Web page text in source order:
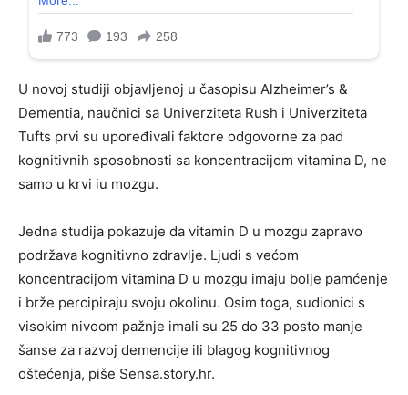
U novoj studiji objavljenoj u časopisu Alzheimer’s &
Dementia, naučnici sa Univerziteta Rush i Univerziteta
Tufts prvi su upoređivali faktore odgovorne za pad
kognitivnih sposobnosti sa koncentracijom vitamina D, ne
samo u krvi iu mozgu.
Jedna studija pokazuje da vitamin D u mozgu zapravo
podržava kognitivno zdravlje. Ljudi s većom
koncentracijom vitamina D u mozgu imaju bolje pamćenje
i brže percipiraju svoju okolinu. Osim toga, sudionici s
visokim nivoom pažnje imali su 25 do 33 posto manje
šanse za razvoj demencije ili blagog kognitivnog
oštećenja, piše Sensa.story.hr.